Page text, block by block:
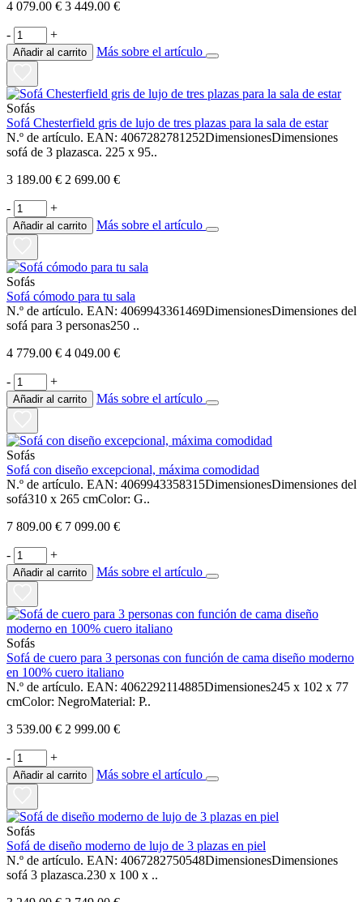
4 079.00 € 3 449.00 €
- +
Añadir al carrito Más sobre el artículo
Sofás
Sofá Chesterfield gris de lujo de tres plazas para la sala de estar
N.º de artículo. EAN: 4067282781252DimensionesDimensiones
sofá de 3 plazasca. 225 x 95..
3 189.00 € 2 699.00 €
- +
Añadir al carrito Más sobre el artículo
Sofás
Sofá cómodo para tu sala
N.º de artículo. EAN: 4069943361469DimensionesDimensiones del
sofá para 3 personas250 ..
4 779.00 € 4 049.00 €
- +
Añadir al carrito Más sobre el artículo
Sofás
Sofá con diseño excepcional, máxima comodidad
N.º de artículo. EAN: 4069943358315DimensionesDimensiones del
sofá310 x 265 cmColor: G..
7 809.00 € 7 099.00 €
- +
Añadir al carrito Más sobre el artículo
Sofás
Sofá de cuero para 3 personas con función de cama diseño moderno
en 100% cuero italiano
N.º de artículo. EAN: 4062292114885Dimensiones245 x 102 x 77
cmColor: NegroMaterial: P..
3 539.00 € 2 999.00 €
- +
Añadir al carrito Más sobre el artículo
Sofás
Sofá de diseño moderno de lujo de 3 plazas en piel
N.º de artículo. EAN: 4067282750548DimensionesDimensiones
sofá 3 plazasca.230 x 100 x ..